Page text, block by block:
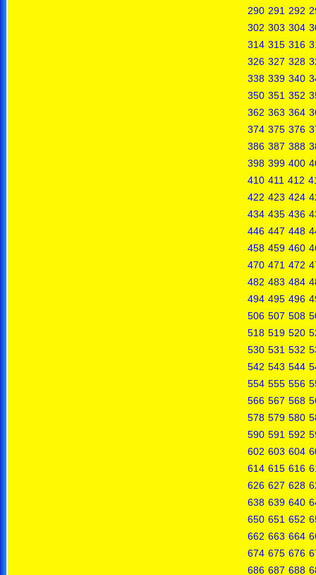
290 291 292
302 303 304
314 315 316
326 327 328
338 339 340
350 351 352
362 363 364
374 375 376
386 387 388
398 399 400
410 411 412
422 423 424
434 435 436
446 447 448
458 459 460
470 471 472
482 483 484
494 495 496
506 507 508
518 519 520
530 531 532
542 543 544
554 555 556
566 567 568
578 579 580
590 591 592
602 603 604
614 615 616
626 627 628
638 639 640
650 651 652
662 663 664
674 675 676
686 687 688